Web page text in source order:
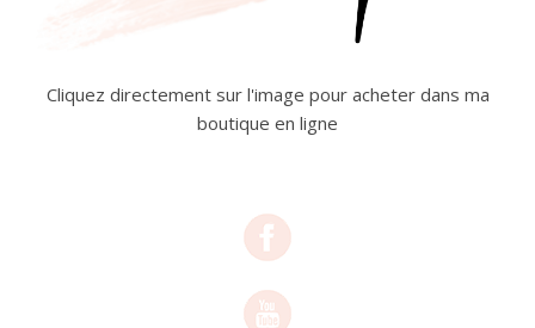
Cliquez directement sur l'image pour acheter dans ma
boutique en ligne